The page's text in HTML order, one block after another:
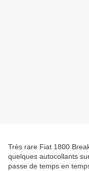
Très rare Fiat 1800
quelques autocollants
passe de temps en